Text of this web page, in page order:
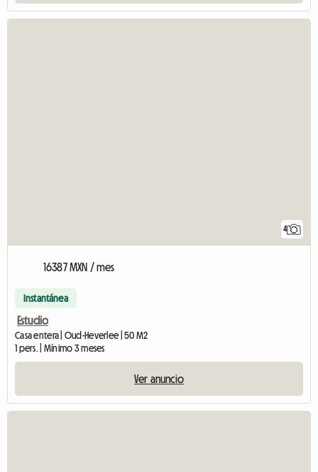
4
16387 MXN / mes
Instantánea
Estudio
Casa entera | Oud-Heverlee | 50 M2
1 pers. | Mínimo 3 meses
Ver anuncio